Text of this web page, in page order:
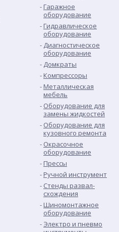
Гаражное
оборудование
Гидравлическое
оборудование
Диагностическое
оборудование
Домкраты
Компрессоры
Металлическая
мебель
Оборудование для
замены жидкостей
Оборудование для
кузовного ремонта
Окрасочное
оборудование
Прессы
Ручной инструмент
Стенды развал-
схождения
Шиномонтажное
оборудование
Электро и пневмо